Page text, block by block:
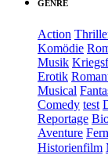
GENRE
Action
Komödie
Musik
Erotik
Musical
Comedy test
Reportage
Aventure
Historienfilm